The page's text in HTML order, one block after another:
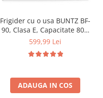
Frigider cu o usa BUNTZ BF-
90, Clasa E, Capacitate 80L,
Iluminare interioara,
cm, Alb
599,99 Lei
ADAUGA IN COS